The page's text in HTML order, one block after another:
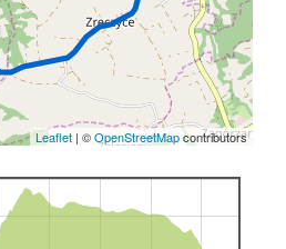
Leaflet |©OpenStreetMapcontributors